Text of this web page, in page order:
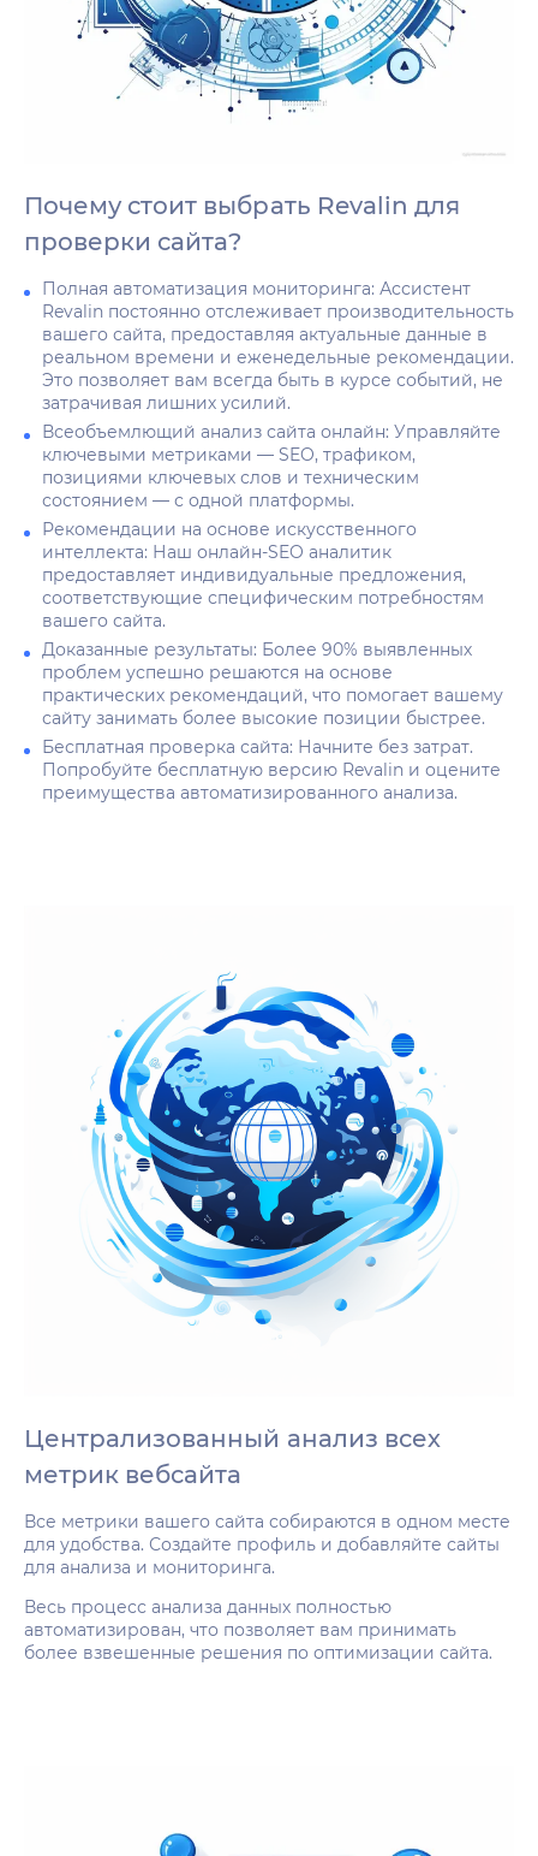
Почему стоит выбрать Revalin для
проверки сайта?
Полная автоматизация мониторинга: Ассистент
Revalin постоянно отслеживает производительность
вашего сайта, предоставляя актуальные данные в
реальном времени и еженедельные рекомендации.
Это позволяет вам всегда быть в курсе событий, не
затрачивая лишних усилий.
Всеобъемлющий анализ сайта онлайн: Управляйте
ключевыми метриками — SEO, трафиком,
позициями ключевых слов и техническим
состоянием — с одной платформы.
Рекомендации на основе искусственного
интеллекта: Наш онлайн-SEO аналитик
предоставляет индивидуальные предложения,
соответствующие специфическим потребностям
вашего сайта.
Доказанные результаты: Более 90% выявленных
проблем успешно решаются на основе
практических рекомендаций, что помогает вашему
сайту занимать более высокие позиции быстрее.
Бесплатная проверка сайта: Начните без затрат.
Попробуйте бесплатную версию Revalin и оцените
преимущества автоматизированного анализа.
Централизованный анализ всех
метрик вебсайта
Все метрики вашего сайта собираются в одном месте
для удобства. Создайте профиль и добавляйте сайты
для анализа и мониторинга.
Весь процесс анализа данных полностью
автоматизирован, что позволяет вам принимать
более взвешенные решения по оптимизации сайта.